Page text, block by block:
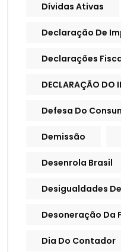
Dívidas Ativas
Declaração De
Declarações
DECLARAÇÃO DO
Defesa Do
Demissão
Desenrola Brasil
Desigualdades
Desoneração Da
Dia Do Contador